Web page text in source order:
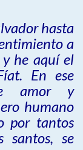
hasta
a
he aquí el
En ese
amor y
humano
por tantos
santos, se